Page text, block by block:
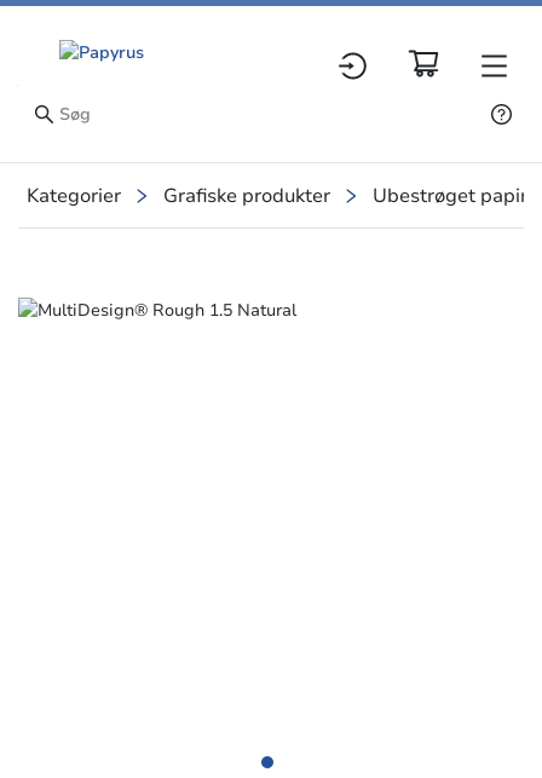
Kategorier Grafiske produkter Ubestrøget papir
Slide 1 of 1